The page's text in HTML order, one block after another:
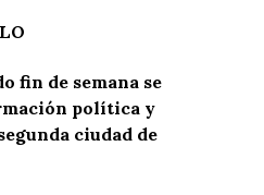
fin de semana se
política y
ciudad de